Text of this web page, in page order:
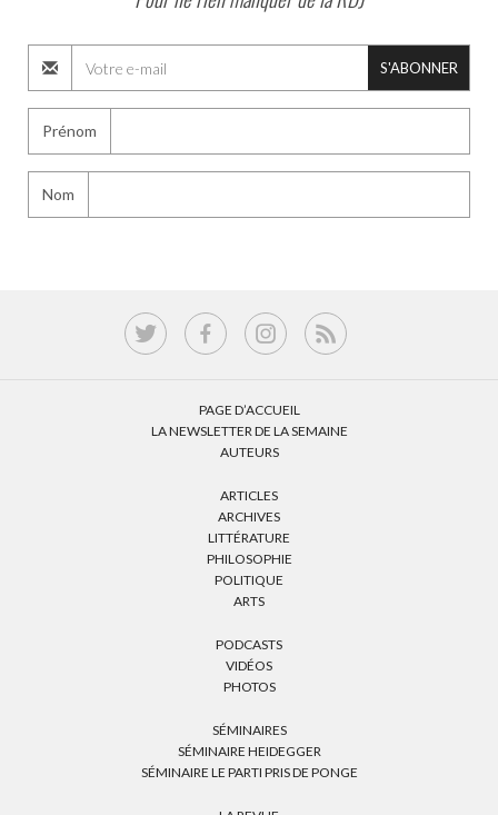
S'ABONNER
Prénom
Nom
PAGE D’ACCUEIL
LA NEWSLETTER DE LA SEMAINE
AUTEURS
ARTICLES
ARCHIVES
LITTÉRATURE
PHILOSOPHIE
POLITIQUE
ARTS
PODCASTS
VIDÉOS
PHOTOS
SÉMINAIRES
SÉMINAIRE HEIDEGGER
SÉMINAIRE LE PARTI PRIS DE PONGE